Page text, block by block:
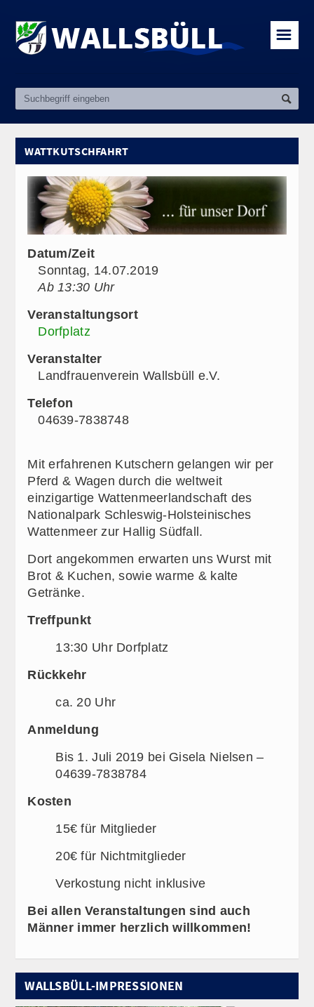
☰
WATTKUTSCHFAHRT
Datum/Zeit
Sonntag, 14.07.2019
Ab 13:30 Uhr
Veranstaltungsort
Dorfplatz
Veranstalter
Landfrauenverein Wallsbüll e.V.
Telefon
04639-7838748
Mit erfahrenen Kutschern gelangen wir per
Pferd & Wagen durch die weltweit
einzigartige Wattenmeerlandschaft des
Nationalpark Schleswig-Holsteinisches
Wattenmeer zur Hallig Südfall.
Dort angekommen erwarten uns Wurst mit
Brot & Kuchen, sowie warme & kalte
Getränke.
Treffpunkt
13:30 Uhr Dorfplatz
Rückkehr
ca. 20 Uhr
Anmeldung
Bis 1. Juli 2019 bei Gisela Nielsen –
04639-7838784
Kosten
15€ für Mitglieder
20€ für Nichtmitglieder
Verkostung nicht inklusive
Bei allen Veranstaltungen sind auch
Männer immer herzlich willkommen!
WALLSBÜLL-IMPRESSIONEN